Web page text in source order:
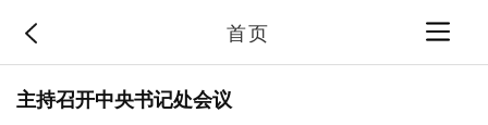
首页
主持召开中央书记处会议